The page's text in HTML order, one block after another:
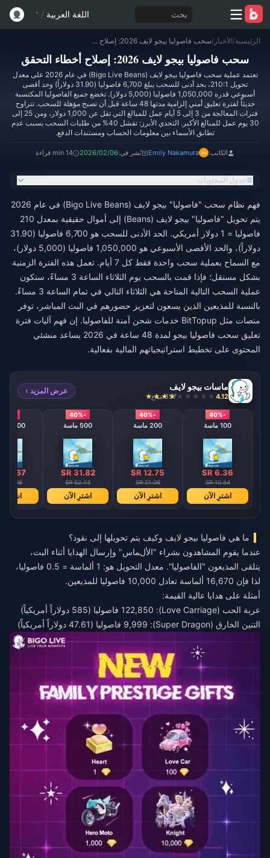
بحث اللغة العربية /
الرئيسية/الأخبار / سحب فاصوليا بيجو لايف 2026: إصلاح أخطاء التحقق
سحب فاصوليا بيجو لايف 2026: إصلاح أخطاء التحقق
تعتمد عملية سحب فاصوليا بيجو لايف (Bigo Live Beans) في عام 2026 على معدل
تحويل 210:1، بحد أدنى للسحب يبلغ 6,700 فاصوليا (31.90 دولاراً) وحد أقصى
أسبوعي قدره 1,050,000 فاصوليا (5,000 دولار). تخضع جميع الفاصوليا المكتسبة
حديثاً لفترة تعليق أمني إلزامية مدتها 48 ساعة قبل أن تصبح مؤهلة للسحب. تتراوح
فترات المعالجة من 3 إلى 5 أيام عمل للمبالغ التي تقل عن 1,000 دولار، ومن 25 إلى
30 يوم عمل للمبالغ الأكبر. التحدي الأبرز: تفشل 40% من طلبات السحب بسبب عدم
تطابق الأسماء بين معلومات الحساب ومستندات الدفع.
الكاتب: Emily Nakamura نُشر في:2026/02/06 14 min قراءة
جدول المحتويات
فهم نظام سحب "فاصوليا" بيجو لايف (Bigo Live Beans) في عام 2026
يتم تحويل "فاصوليا" بيجو لايف (Beans) إلى أموال حقيقية بمعدل 210
فاصوليا = 1 دولار أمريكي. الحد الأدنى للسحب هو 6,700 فاصوليا (31.90
دولاراً)، والحد الأقصى الأسبوعي هو 1,050,000 فاصوليا (5,000 دولار)،
مع السماح بعملية سحب واحدة فقط كل 7 أيام. تعمل هذه الفترة الزمنية
بشكل مستقل؛ فإذا قمت بالسحب يوم الثلاثاء الساعة 3 مساءً، ستكون
عملية السحب التالية المتاحة هي الثلاثاء التالي في تمام الساعة 3 مساءً.
بالنسبة للمذيعين الذين يسعون لتعزيز حضورهم في البث المباشر، توفر
منصات مثل BitTopup خدمات شحن آمنة للفاصوليا. إن فهم آليات
فترة
تعليق سحب فاصوليا بيجو لمدة 48 ساعة في 2026
يساعد منشئي
المحتوى على تخطيط استراتيجياتهم المالية بفعالية.
ماسات بيجو لايف
4.12 857 مباع
عرض المزيد ›
-40%
100 ماسة
SR 6.36
SR 10.54
اشترِ الآن
-40%
200 ماسة
SR 12.75
SR 21.09
اشترِ الآن
-40%
500 ماسة
SR 31.82
SR 52.73
اشترِ الآن
1000 ألماس
63.67
105.46
اشترِ
ما هي فاصوليا بيجو لايف وكيف يتم تحويلها إلى نقود؟
عندما يقوم المشاهدون بشراء "الألماس" وإرسال الهدايا أثناء البث،
يتلقى المذيعون "الفاصوليا". معدل التحويل هو: 1 ألماسة = 0.5 فاصوليا،
لذا فإن 16,670 ألماسة تعادل 10,000 فاصوليا للمذيعين.
أمثلة على هدايا عالية القيمة:
عربة الحب (Love Carriage): 122,850 فاصوليا (585 دولاراً أمريكياً)
التنين الخارق (Super Dragon): 9,999 فاصوليا (47.61 دولاراً أمريكياً)